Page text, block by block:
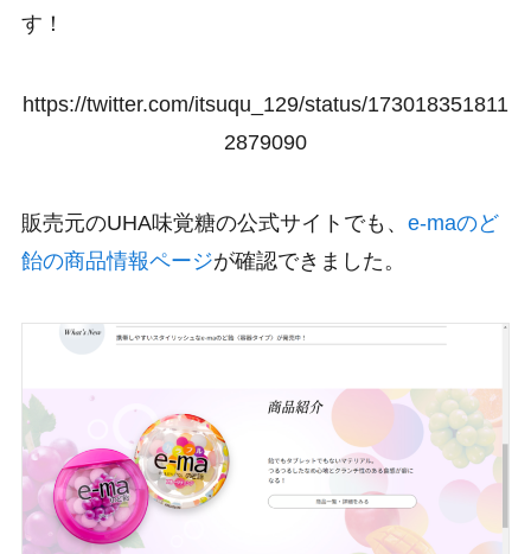
す！
https://twitter.com/itsuqu_129/status/173018351811
2879090
販売元のUHA味覚糖の公式サイトでも、 e-maのど
飴の商品情報ページが確認できました。